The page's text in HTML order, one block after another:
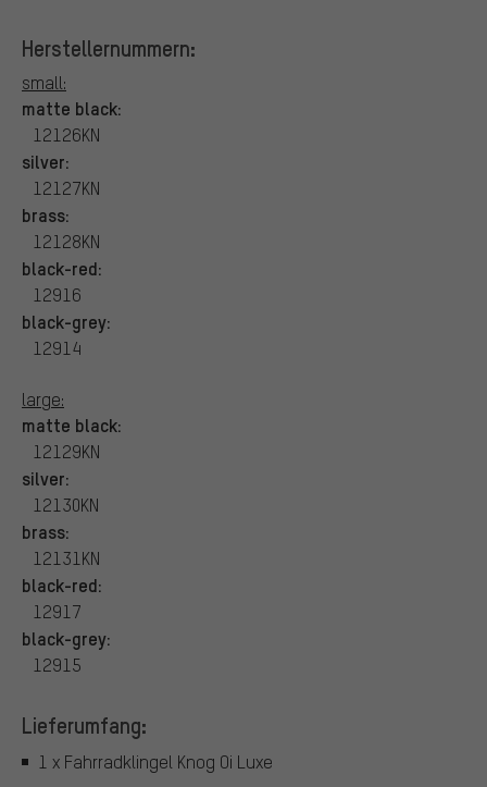
Herstellernummern:
small:
matte black:
12126KN
silver:
12127KN
brass:
12128KN
black-red:
12916
black-grey:
12914
large:
matte black:
12129KN
silver:
12130KN
brass:
12131KN
black-red:
12917
black-grey:
12915
Lieferumfang:
1 x Fahrradklingel Knog Oi Luxe